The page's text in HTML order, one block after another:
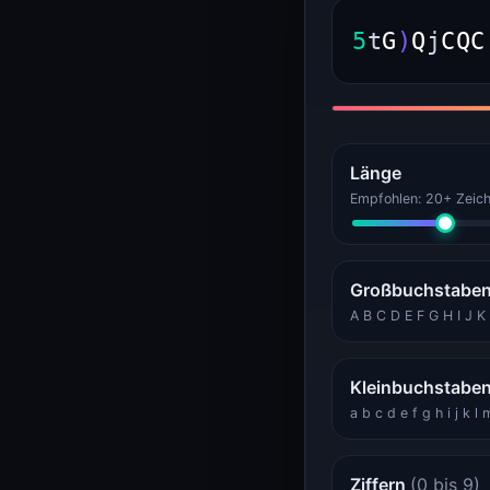
Bandbreiten-Rechner (VPS- und Dedicated-Sizing)
UUID Generator (v4, v7, ULID, NanoID)
5tG ) Q j CQC
Länge
Empfohlen: 20+
Großbuchstaben
A B C D E F G H I J
Kleinbuchstaben
a b c d e f g h i j k l
Ziffern (0 bis 9)